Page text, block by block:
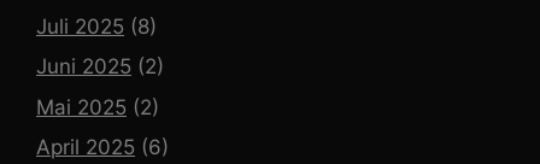
Juli 2025 (8)
Juni 2025 (2)
Mai 2025 (2)
April 2025 (6)